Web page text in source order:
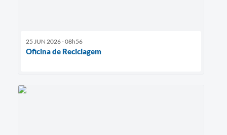
25 JUN 2026 - 08h56
Oficina de Reciclagem